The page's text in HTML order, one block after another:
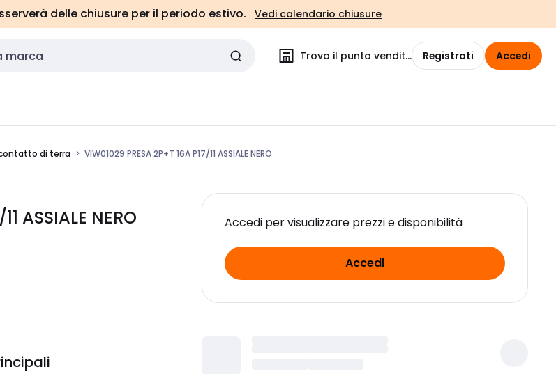
delle chiusure per il periodo estivo. Vedi calendario chiusure
Trova il punto vendita Registrati Accedi
di terra VIW01029 PRESA 2P+T 16A P17/11 ASSIALE NERO
ASSIALE NERO Accedi per visualizzare prezzi e disponibilità
Accedi